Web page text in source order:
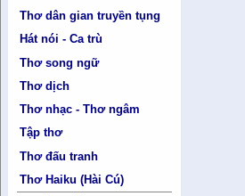
Thơ dân gian truyền tụng
Hát nói - Ca trù
Thơ song ngữ
Thơ dịch
Thơ nhạc - Thơ ngâm
Tập thơ
Thơ đấu tranh
Thơ Haiku (Hài Cú)